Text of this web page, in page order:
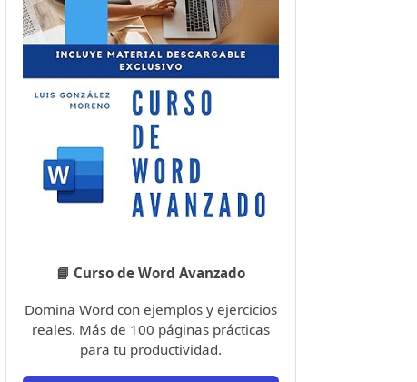
📘 Curso de Word Avanzado
Domina Word con ejemplos y ejercicios
reales. Más de 100 páginas prácticas
para tu productividad.